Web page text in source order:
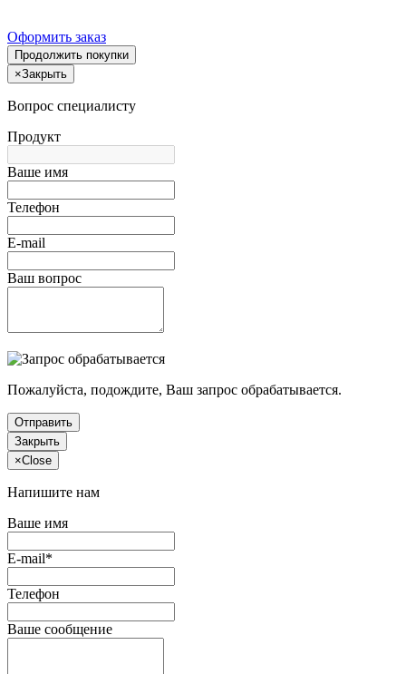
Оформить заказ
Продолжить покупки
×Закрыть
Вопрос специалисту
Продукт
Ваше имя
Телефон
E-mail
Ваш вопрос
Пожалуйста, подождите, Ваш запрос обрабатывается.
Отправить
Закрыть
×Close
Напишите нам
Ваше имя
E-mail*
Телефон
Ваше сообщение